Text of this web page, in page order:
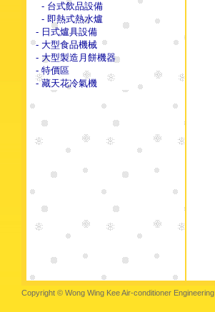
- 台式飲品設備
- 即熱式熱水爐
- 日式爐具設備
- 大型食品機械
- 大型製造月餅機器
- 特價區
- 藏天花冷氣機
Copyright © Wong Wing Kee Air-conditioner Engineering